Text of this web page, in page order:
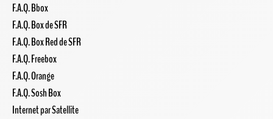
F.A.Q. Bbox
F.A.Q. Box de SFR
F.A.Q. Box Red de SFR
F.A.Q. Freebox
F.A.Q. Orange
F.A.Q. Sosh Box
Internet par Satellite